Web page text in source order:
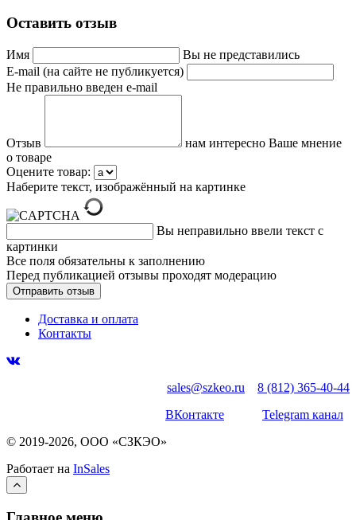
Оставить отзыв
Имя
Вы не представились
E-mail (на сайте не публикуется)
Не правильно введен e-mail
Отзыв
нам интересно Ваше мнение
о товаре
Оцените товар:
Наберите текст, изображённый на картинке
Вы неправильно ввели текст с
картинки
Все поля обязательны к заполнению
Перед публикацией отзывы проходят модерацию
Доставка и оплата
Контакты
sales@szkeo.ru
8 (812) 365-40-44
ВКонтакте
Telegram канал
© 2019-2026, ООО «СЗКЭО»
Работает на InSales